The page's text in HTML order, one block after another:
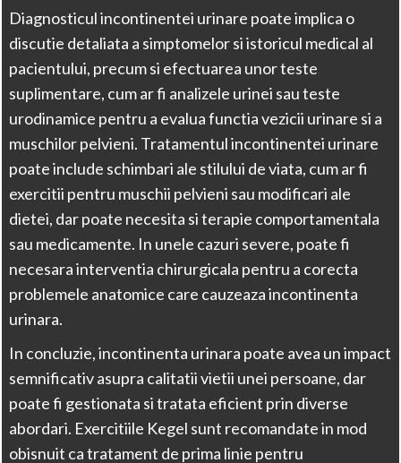
Diagnosticul incontinentei urinare poate implica o
discutie detaliata a simptomelor si istoricul medical al
pacientului, precum si efectuarea unor teste
suplimentare, cum ar fi analizele urinei sau teste
urodinamice pentru a evalua functia vezicii urinare si a
muschilor pelvieni. Tratamentul incontinentei urinare
poate include schimbari ale stilului de viata, cum ar fi
exercitii pentru muschii pelvieni sau modificari ale
dietei, dar poate necesita si terapie comportamentala
sau medicamente. In unele cazuri severe, poate fi
necesara interventia chirurgicala pentru a corecta
problemele anatomice care cauzeaza incontinenta
urinara.
In concluzie, incontinenta urinara poate avea un impact
semnificativ asupra calitatii vietii unei persoane, dar
poate fi gestionata si tratata eficient prin diverse
abordari. Exercitiile Kegel sunt recomandate in mod
obisnuit ca tratament de prima linie pentru